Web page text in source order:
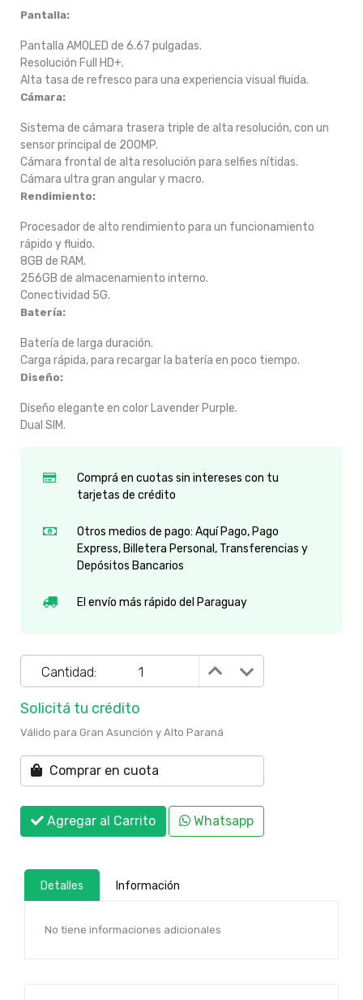
Pantalla:
Pantalla AMOLED de 6.67 pulgadas.
Resolución Full HD+.
Alta tasa de refresco para una experiencia visual fluida.
Cámara:
Sistema de cámara trasera triple de alta resolución, con un
sensor principal de 200MP.
Cámara frontal de alta resolución para selfies nítidas.
Cámara ultra gran angular y macro.
Rendimiento:
Procesador de alto rendimiento para un funcionamiento
rápido y fluido.
8GB de RAM.
256GB de almacenamiento interno.
Conectividad 5G.
Batería:
Batería de larga duración.
Carga rápida, para recargar la batería en poco tiempo.
Diseño:
Diseño elegante en color Lavender Purple.
Dual SIM.
Comprá en cuotas sin intereses con tu
tarjetas de crédito
Otros medios de pago: Aquí Pago, Pago
Express, Billetera Personal, Transferencias y
Depósitos Bancarios
El envío más rápido del Paraguay
Cantidad:
Solicitá tu crédito
Válido para Gran Asunción y Alto Paraná
Comprar en cuota
Agregar al Carrito Whatsapp
Detalles Información
No tiene informaciones adicionales